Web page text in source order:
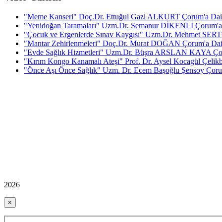
"Meme Kanseri" Doç.Dr. Ettuğul Gazi ALKURT Çorum'a
"Yenidoğan Taramaları" Uzm.Dr. Semanur DİKENLİ
"Çocuk ve Ergenlerde Sınav Kaygısı" Uzm.Dr. Mehmet
"Mantar Zehirlenmeleri" Doç.Dr. Murat DOĞAN Çorum'a
"Evde Sağlık Hizmetleri" Uzm.Dr. Büşra ARSLAN KAYA
"Kırım Kongo Kanamalı Ateşi" Prof. Dr. Aysel Kocagül
"Önce Aşı Önce Sağlık" Uzm. Dr. Ecem Başoğlu Şensoy
2026
×